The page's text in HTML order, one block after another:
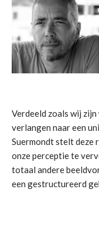
Verdeeld zoals wij
verlangen naar een
Suermondt stelt deze
onze perceptie te
totaal andere
een gestructureerd